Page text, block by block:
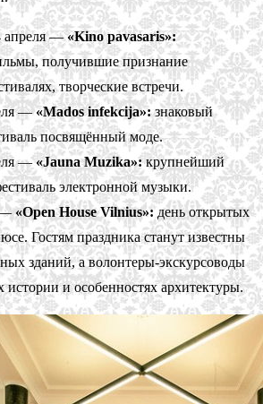
апреля —«Kino pavasaris»:
получившие признание
творческие встречи.
—«Mados infekcija»:знаковый
посвящённый моде.
—«Jauna Muzika»:крупнейший
электронной музыки.
—«Open House Vilnius»:день открытых
Гостям праздника станут известны
зданий, а волонтеры-экскурсоводы
истории и особенностях архитектуры.